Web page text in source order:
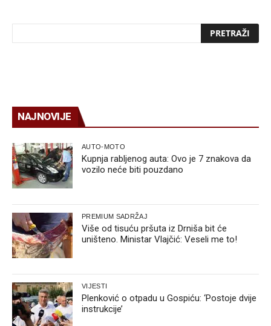
NAJNOVIJE
AUTO-MOTO
Kupnja rabljenog auta: Ovo je 7 znakova da
vozilo neće biti pouzdano
PREMIUM SADRŽAJ
Više od tisuću pršuta iz Drniša bit će
uništeno. Ministar Vlajčić: Veseli me to!
VIJESTI
Plenković o otpadu u Gospiću: ‘Postoje dvije
instrukcije’